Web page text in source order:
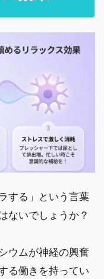
する」という言葉
ないでしょうか？
ウムが神経の興奮
る働きを持ってい